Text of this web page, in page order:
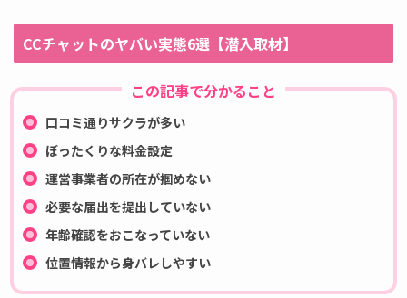
CCチャットのヤバい実態6選【潜入取材】
この記事で分かること
口コミ通りサクラが多い
ぼったくりな料金設定
運営事業者の所在が掴めない
必要な届出を提出していない
年齢確認をおこなっていない
位置情報から身バレしやすい